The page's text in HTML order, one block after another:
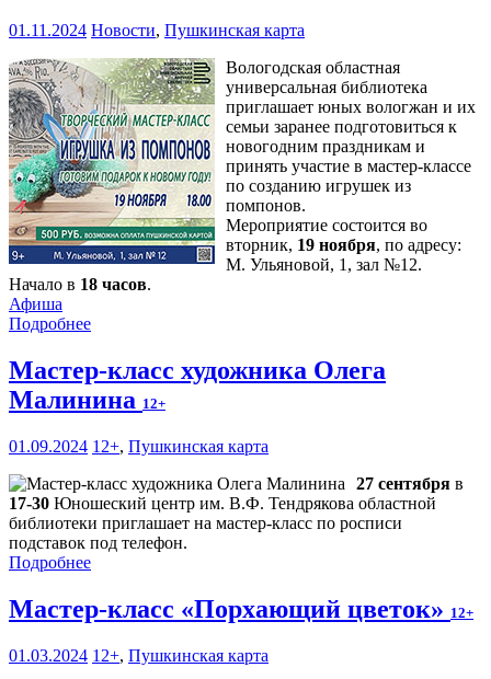
01.11.2024 Новости, Пушкинская карта
Вологодская областная
универсальная библиотека
приглашает юных вологжан и их
семьи заранее подготовиться к
новогодним праздникам и
принять участие в мастер-классе
по созданию игрушек из
помпонов.
Мероприятие состоится во
вторник, 19 ноября, по адресу:
М. Ульяновой, 1, зал №12.
Начало в 18 часов.
Афиша
Подробнее
Мастер-класс художника Олега
Малинина 12+
01.09.2024 12+, Пушкинская карта
27 сентября в
17-30 Юношеский центр им. В.Ф. Тендрякова областной
библиотеки приглашает на мастер-класс по росписи
подставок под телефон.
Подробнее
Мастер-класс «Порхающий цветок» 12+
01.03.2024 12+, Пушкинская карта